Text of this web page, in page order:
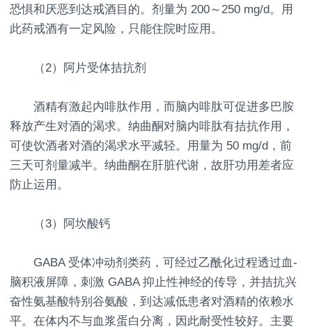
恐惧和厌恶到达戒酒目的。剂量为 200～250 mg/d。用
此药戒酒有一定风险，只能住院时应用。
（2）阿片受体拮抗剂
酒精有激起内啡肽作用，而脑内啡肽可促进多巴胺
释放产生对酒的渴求。纳曲酮对脑内啡肽有拮抗作用，
可使饮酒者对酒的渴求水平减轻。用量为 50 mg/d，前
三天可剂量减半。纳曲酮在肝脏代谢，故肝功用差者应
防止运用。
（3）阿坎酸钙
GABA 受体冲动剂类药，可经过乙酰化过程透过血-
脑积液屏障，刺激 GABA 抑止性神经的传导，并拮抗兴
奋性氨基酸特别谷氨酸，到达减低患者对酒精的依赖水
平。在体内不与血浆蛋白分离，因此耐受性较好。主要